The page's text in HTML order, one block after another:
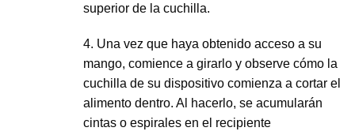
superior de la cuchilla.
4. Una vez que haya obtenido acceso a su
mango, comience a girarlo y observe cómo la
cuchilla de su dispositivo comienza a cortar el
alimento dentro. Al hacerlo, se acumularán
cintas o espirales en el recipiente